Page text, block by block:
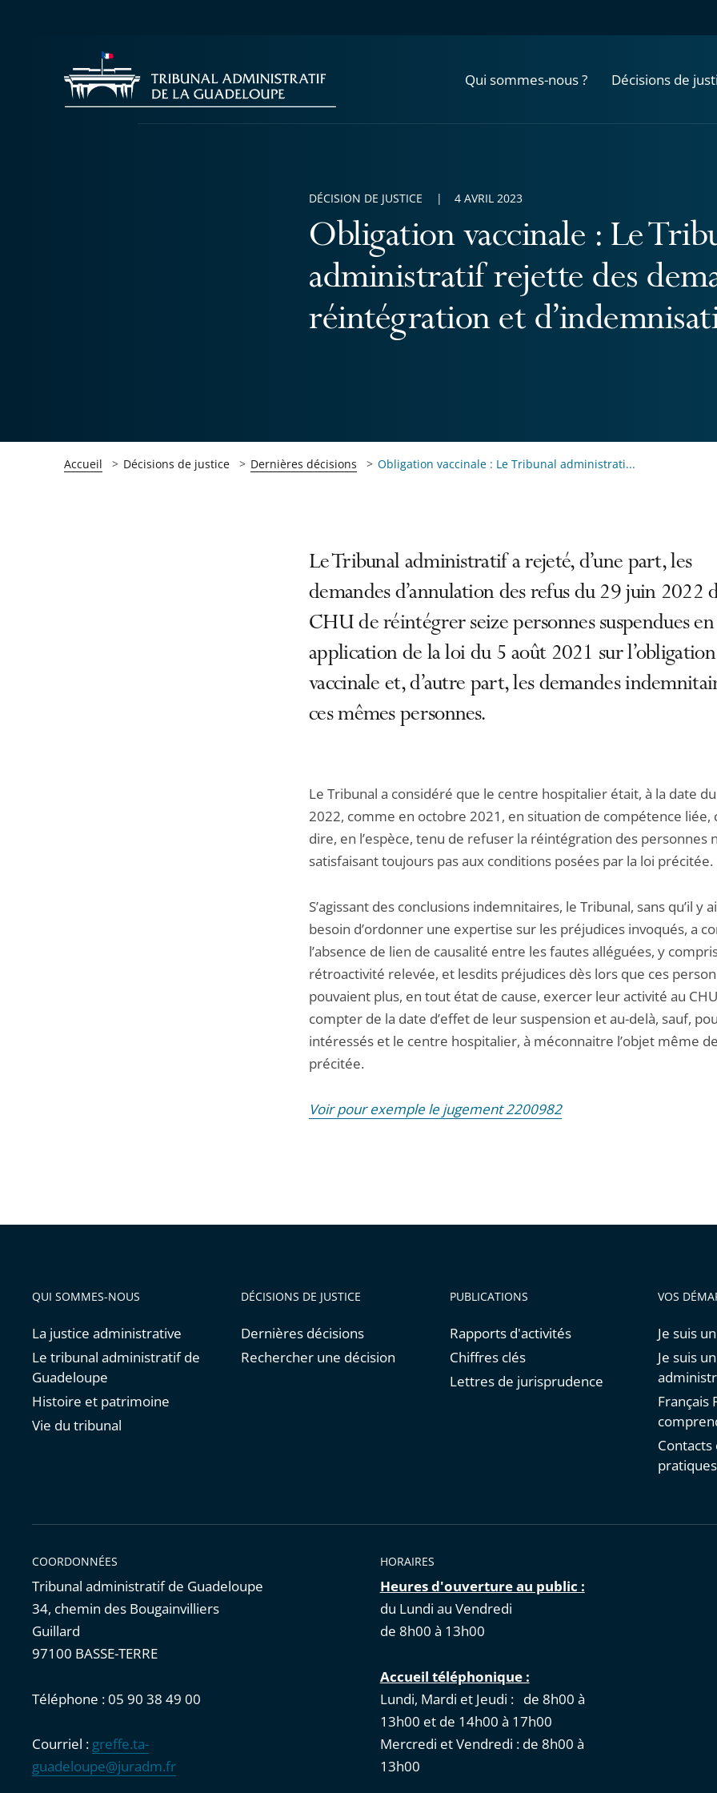
Qui sommes-nous ? Décisions de
Obligation vaccinale : Le
administratif rejette des
réintégration et
DÉCISION DE JUSTICE 4 AVRIL 2023
Accueil Décisions de justice Dernières décisions Obligation vaccinale : Le Tribunal administrati...
Le Tribunal administratif a rejeté, d’une part, les
demandes d’annulation des refus du 29 juin 2022
CHU de réintégrer seize personnes suspendues en
application de la loi du 5 août 2021 sur l’obligation
vaccinale et, d’autre part, les demandes
ces mêmes personnes.
Le Tribunal a considéré que le centre hospitalier était, à la date
2022, comme en octobre 2021, en situation de compétence liée,
dire, en l’espèce, tenu de refuser la réintégration des personnes
satisfaisant toujours pas aux conditions posées par la loi précitée.
S’agissant des conclusions indemnitaires, le Tribunal, sans qu’il y
besoin d’ordonner une expertise sur les préjudices invoqués, a
l’absence de lien de causalité entre les fautes alléguées, y
rétroactivité relevée, et lesdits préjudices dès lors que ces
pouvaient plus, en tout état de cause, exercer leur activité au
compter de la date d’effet de leur suspension et au-delà, sauf,
intéressés et le centre hospitalier, à méconnaitre l’objet même
précitée.
Voir pour exemple le jugement 2200982
QUI SOMMES-NOUS
La justice administrative
Le tribunal administratif de
Guadeloupe
Histoire et patrimoine
Vie du tribunal
DÉCISIONS DE JUSTICE
Dernières décisions
Rechercher une décision
PUBLICATIONS
Rapports d'activités
Chiffres clés
Lettres de jurisprudence
VOS
Je suis
Je suis
Français
pratiques
COORDONNÉES
Tribunal administratif de Guadeloupe
34, chemin des Bougainvilliers
Guillard
97100 BASSE-TERRE
Téléphone : 05 90 38 49 00
Courriel : greffe.ta-
guadeloupe@juradm.fr
HORAIRES
Heures d'ouverture au public :
du Lundi au Vendredi
de 8h00 à 13h00
Accueil téléphonique :
Lundi, Mardi et Jeudi : de 8h00 à
13h00 et de 14h00 à 17h00
Mercredi et Vendredi : de 8h00 à
13h00